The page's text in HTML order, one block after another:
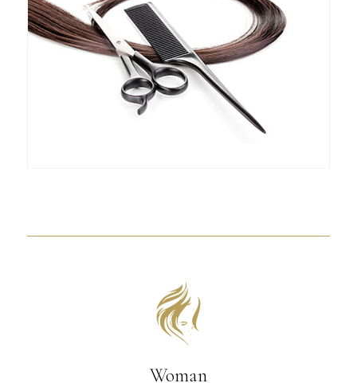
Woman